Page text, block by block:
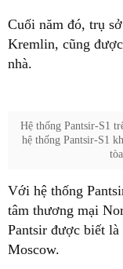
Cuối năm đó, trụ
Kremlin, cũng
nhà.
Hệ thống Pantsir-S1
hệ thống Pantsir-S1
Với hệ thống
tâm thương mại
Pantsir được biết
Moscow.